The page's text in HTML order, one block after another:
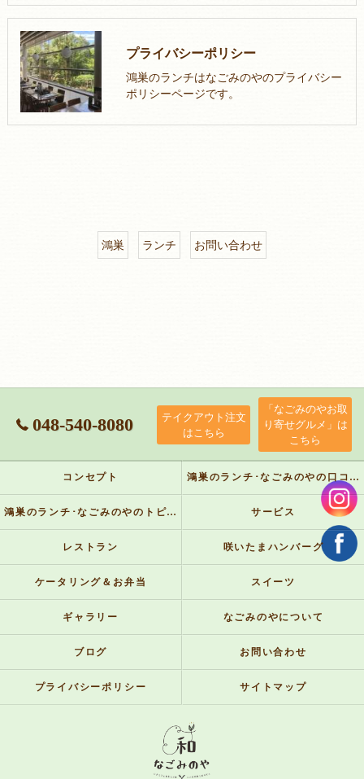
プライバシーポリシー
鴻巣のランチはなごみのやのプライバシー
ポリシーページです。
鴻巣 ランチ お問い合わせ
048-540-8080
テイクアウト注文
はこちら
「なごみのやお取
り寄せグルメ」は
こちら
コンセプト 鴻巣のランチ･なごみのやの口コミ情報
鴻巣のランチ･なごみのやのトピックス サービス
レストラン 咲いたまハンバーグ
ケータリング＆お弁当 スイーツ
ギャラリー なごみのやについて
ブログ お問い合わせ
プライバシーポリシー サイトマップ